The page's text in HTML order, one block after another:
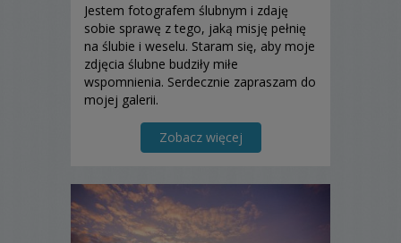
Jestem fotografem ślubnym i zdaję
sobie sprawę z tego, jaką misję pełnię
na ślubie i weselu. Staram się, aby moje
zdjęcia ślubne budziły miłe
wspomnienia. Serdecznie zapraszam do
mojej galerii.
Zobacz więcej